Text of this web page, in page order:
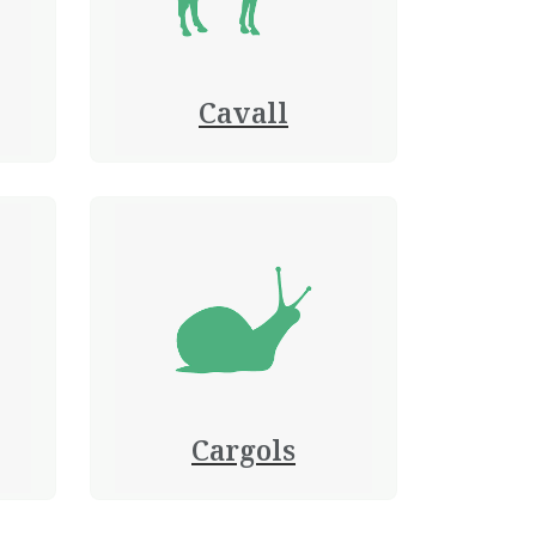
Cavall
Cargols